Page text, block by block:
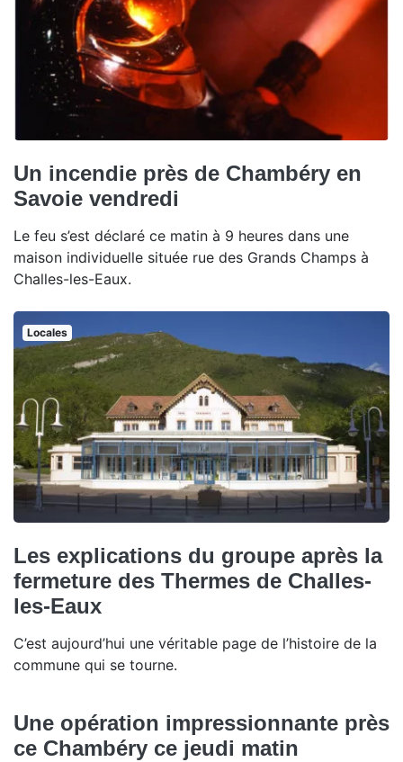
Un incendie près de Chambéry en
Savoie vendredi
Le feu s’est déclaré ce matin à 9 heures dans une
maison individuelle située rue des Grands Champs à
Challes-les-Eaux.
Locales
Les explications du groupe après la
fermeture des Thermes de Challes-
les-Eaux
C’est aujourd’hui une véritable page de l’histoire de la
commune qui se tourne.
Une opération impressionnante près
ce Chambéry ce jeudi matin